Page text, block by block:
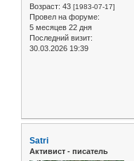
Возраст: 43 [1983-07-17]
Провел на форуме:
5 месяцев 22 дня
Последний визит:
30.03.2026 19:39
Satri
Активист - писатель